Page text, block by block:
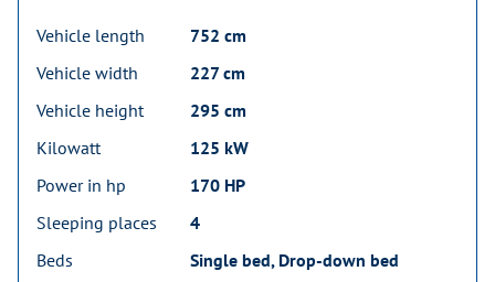
Vehicle length
752 cm
Vehicle width
227 cm
Vehicle height
295 cm
Kilowatt
125 kW
Power in hp
170 HP
Sleeping places
4
Beds
Single bed, Drop-down bed